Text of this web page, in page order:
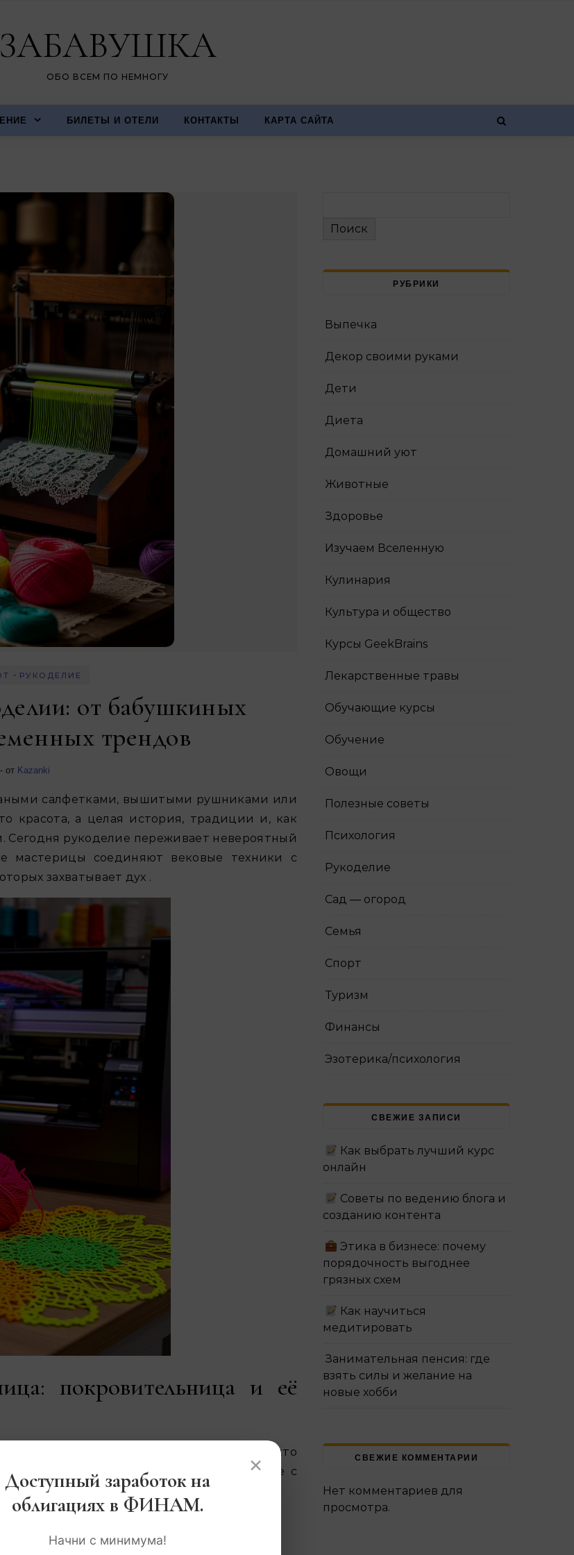
ЗАБАВУШКА
ОБО ВСЕМ ПО НЕМНОГУ
БИЛЕТЫ И ОТЕЛИ КОНТАКТЫ КАРТА САЙТА
- РУКОДЕЛИЕ
от бабушкиных
трендов
- от Kazanki
красота, а целая история, традиции и, как
рукоделие переживает невероятный
мастерицы соединяют вековые техники с
захватывает дух .
покровительница и её
» — покровительницы всех, кто
работа спорится, а вещи, созданные с
Поиск
РУБРИКИ
Выпечка
Декор своими руками
Дети
Диета
Домашний уют
Животные
Здоровье
Изучаем Вселенную
Кулинария
Культура и общество
Курсы GeekBrains
Лекарственные травы
Обучающие курсы
Обучение
Овощи
Полезные советы
Психология
Рукоделие
Сад — огород
Семья
Спорт
Туризм
Финансы
Эзотерика/психология
СВЕЖИЕ ЗАПИСИ
Как выбрать лучший курс
онлайн
Советы по ведению блога и
созданию контента
Этика в бизнесе: почему
порядочность выгоднее
грязных схем
Как научиться
медитировать
Занимательная пенсия: где
взять силы и желание на
новые хобби
СВЕЖИЕ КОММЕНТАРИИ
Нет комментариев для
просмотра.
×
Доступный заработок на
облигациях в ФИНАМ.
Начни с минимума!